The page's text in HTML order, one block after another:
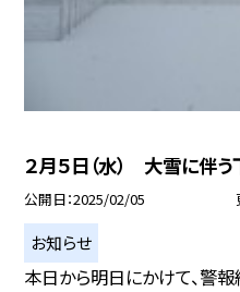
２月５日（水） 大雪に伴
公開日 2025/02/05
お知らせ
本日から明日にかけて、警